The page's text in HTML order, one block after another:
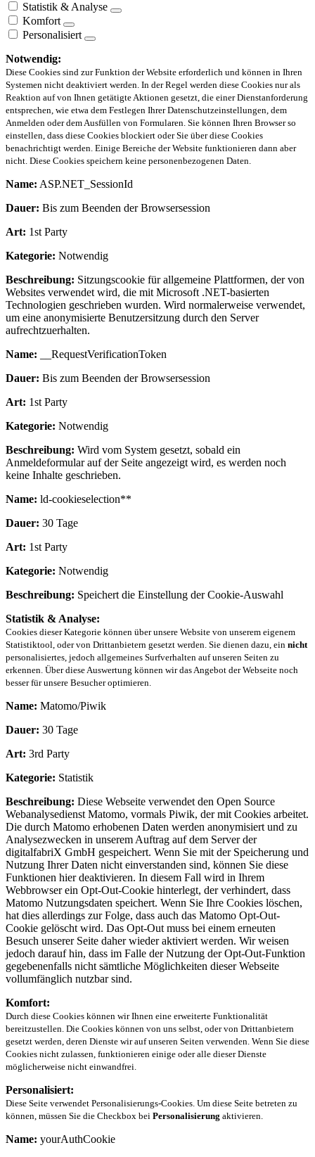
Statistik & Analyse
Komfort
Personalisiert
Notwendig:
Diese Cookies sind zur Funktion der Website erforderlich und können in Ihren
Systemen nicht deaktiviert werden. In der Regel werden diese Cookies nur als
Reaktion auf von Ihnen getätigte Aktionen gesetzt, die einer Dienstanforderung
entsprechen, wie etwa dem Festlegen Ihrer Datenschutzeinstellungen, dem
Anmelden oder dem Ausfüllen von Formularen. Sie können Ihren Browser so
einstellen, dass diese Cookies blockiert oder Sie über diese Cookies
benachrichtigt werden. Einige Bereiche der Website funktionieren dann aber
nicht. Diese Cookies speichern keine personenbezogenen Daten.
Name: ASP.NET_SessionId
Dauer: Bis zum Beenden der Browsersession
Art: 1st Party
Kategorie: Notwendig
Beschreibung: Sitzungscookie für allgemeine Plattformen, der von
Websites verwendet wird, die mit Microsoft .NET-basierten
Technologien geschrieben wurden. Wird normalerweise verwendet,
um eine anonymisierte Benutzersitzung durch den Server
aufrechtzuerhalten.
Name: __RequestVerificationToken
Dauer: Bis zum Beenden der Browsersession
Art: 1st Party
Kategorie: Notwendig
Beschreibung: Wird vom System gesetzt, sobald ein
Anmeldeformular auf der Seite angezeigt wird, es werden noch
keine Inhalte geschrieben.
Name: ld-cookieselection**
Dauer: 30 Tage
Art: 1st Party
Kategorie: Notwendig
Beschreibung: Speichert die Einstellung der Cookie-Auswahl
Statistik & Analyse:
Cookies dieser Kategorie können über unsere Website von unserem eigenem
Statistiktool, oder von Drittanbietern gesetzt werden. Sie dienen dazu, ein nicht
personalisiertes, jedoch allgemeines Surfverhalten auf unseren Seiten zu
erkennen. Über diese Auswertung können wir das Angebot der Webseite noch
besser für unsere Besucher optimieren.
Name: Matomo/Piwik
Dauer: 30 Tage
Art: 3rd Party
Kategorie: Statistik
Beschreibung: Diese Webseite verwendet den Open Source
Webanalysedienst Matomo, vormals Piwik, der mit Cookies arbeitet.
Die durch Matomo erhobenen Daten werden anonymisiert und zu
Analysezwecken in unserem Auftrag auf dem Server der
digitalfabriX GmbH gespeichert. Wenn Sie mit der Speicherung und
Nutzung Ihrer Daten nicht einverstanden sind, können Sie diese
Funktionen hier deaktivieren. In diesem Fall wird in Ihrem
Webbrowser ein Opt-Out-Cookie hinterlegt, der verhindert, dass
Matomo Nutzungsdaten speichert. Wenn Sie Ihre Cookies löschen,
hat dies allerdings zur Folge, dass auch das Matomo Opt-Out-
Cookie gelöscht wird. Das Opt-Out muss bei einem erneuten
Besuch unserer Seite daher wieder aktiviert werden. Wir weisen
jedoch darauf hin, dass im Falle der Nutzung der Opt-Out-Funktion
gegebenenfalls nicht sämtliche Möglichkeiten dieser Webseite
vollumfänglich nutzbar sind.
Komfort:
Durch diese Cookies können wir Ihnen eine erweiterte Funktionalität
bereitzustellen. Die Cookies können von uns selbst, oder von Drittanbietern
gesetzt werden, deren Dienste wir auf unseren Seiten verwenden. Wenn Sie diese
Cookies nicht zulassen, funktionieren einige oder alle dieser Dienste
möglicherweise nicht einwandfrei.
Personalisiert:
Diese Seite verwendet Personalisierungs-Cookies. Um diese Seite betreten zu
können, müssen Sie die Checkbox bei Personalisierung aktivieren.
Name: yourAuthCookie